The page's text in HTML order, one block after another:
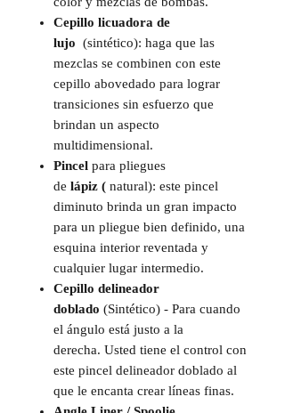
Cepillo licuadora de
lujo (sintético): haga que las
mezclas se combinen con este
cepillo abovedado para lograr
transiciones sin esfuerzo que
brindan un aspecto
multidimensional.
Pincel para pliegues
de lápiz ( natural): este pincel
diminuto brinda un gran impacto
para un pliegue bien definido, una
esquina interior reventada y
cualquier lugar intermedio.
Cepillo delineador
doblado (Sintético) - Para cuando
el ángulo está justo a la
derecha. Usted tiene el control con
este pincel delineador doblado al
que le encanta crear líneas finas.